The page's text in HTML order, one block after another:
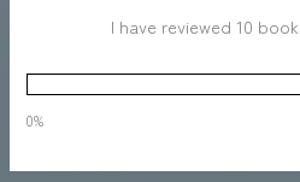
I have reviewed 10
0%